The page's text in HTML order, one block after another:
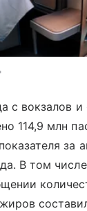
с вокзалов и
114,9 млн
за
В том числе